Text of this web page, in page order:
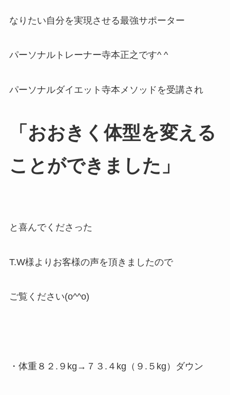
なりたい自分を実現させる最強サポーター
パーソナルトレーナー寺本正之です^ ^
パーソナルダイエット寺本メソッドを受講され
「おおきく体型を変える
ことができました」
と喜んでくださった
T.W様よりお客様の声を頂きましたので
ご覧ください(o^^o)
・体重８２.９kg→７３.４kg（９.５kg）ダウン